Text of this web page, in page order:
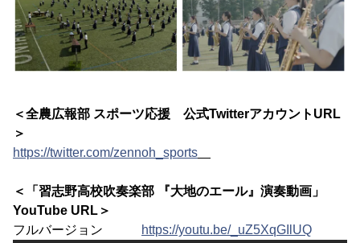
＜全農広報部 スポーツ応援 公式TwitterアカウントURL
＞
https://twitter.com/zennoh_sports
＜「習志野高校吹奏楽部 『大地のエール』演奏動画」
YouTube URL＞
フルバージョン
https://youtu.be/_uZ5XqGIlUQ